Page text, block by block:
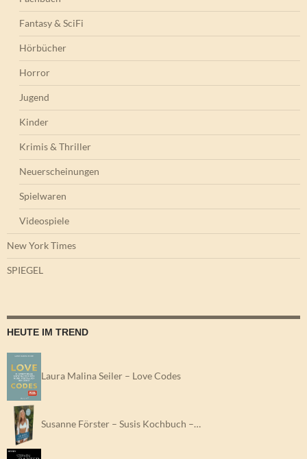
Fantasy & SciFi
Hörbücher
Horror
Jugend
Kinder
Krimis & Thriller
Neuerscheinungen
Spielwaren
Videospiele
New York Times
SPIEGEL
HEUTE IM TREND
Laura Malina Seiler – Love Codes
Susanne Förster – Susis Kochbuch –…